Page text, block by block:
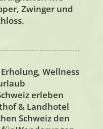
Zwinger und
Wellness
erleben
& Landhotel
Schweiz den